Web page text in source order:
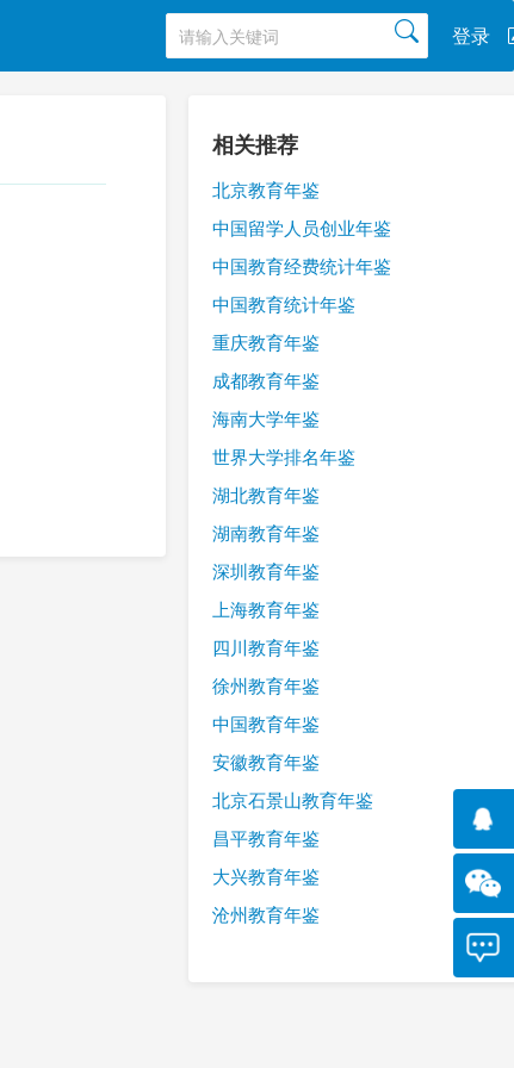
登录
相关推荐
北京教育年鉴
中国留学人员创业年鉴
中国教育经费统计年鉴
中国教育统计年鉴
重庆教育年鉴
成都教育年鉴
海南大学年鉴
世界大学排名年鉴
湖北教育年鉴
湖南教育年鉴
深圳教育年鉴
上海教育年鉴
四川教育年鉴
徐州教育年鉴
中国教育年鉴
安徽教育年鉴
北京石景山教育年鉴
昌平教育年鉴
大兴教育年鉴
沧州教育年鉴